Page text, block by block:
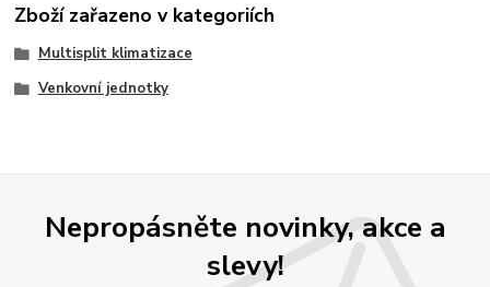
Zboží zařazeno v kategoriích
Multisplit klimatizace
Venkovní jednotky
Nepropásněte novinky, akce a
slevy!